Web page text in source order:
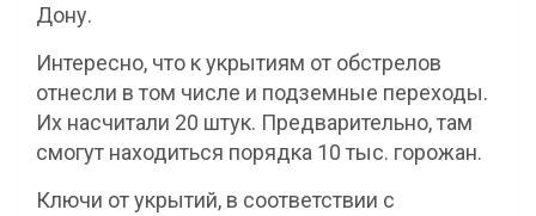
Дону.
Интересно, что к укрытиям от обстрелов
отнесли в том числе и подземные переходы.
Их насчитали 20 штук. Предварительно, там
смогут находиться порядка 10 тыс. горожан.
Ключи от укрытий, в соответствии с